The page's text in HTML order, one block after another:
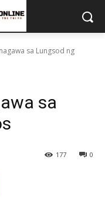
sa Lungsod ng
sa
0
177